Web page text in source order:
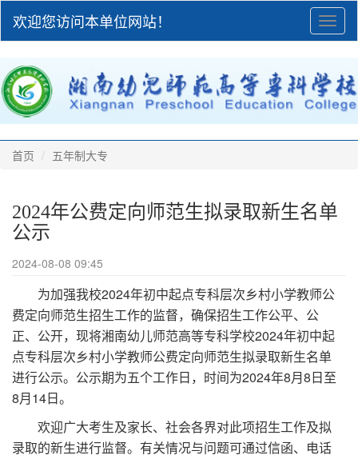
欢迎您访问本单位网站！
首页 五年制大专
2024年公费定向师范生拟录取新生名单
公示
2024-08-08 09:45
为加强我校2024年初中起点专科层次乡村小学教师公
费定向师范生招生工作的监督，确保招生工作公平、公
正、公开，现将湘南幼儿师范高等专科学校2024年初中起
点专科层次乡村小学教师公费定向师范生拟录取新生名单
进行公示。公示期为五个工作日，时间为2024年8月 8 日至
8月 14 日。
欢迎广大考生及家长、社会各界对此项招生工作及拟
录取的新生进行监督。有关情况与问题可通过信函、电话